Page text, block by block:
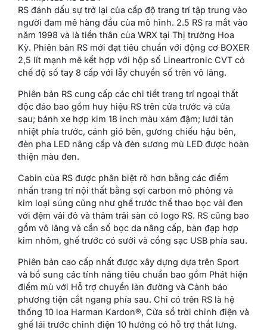
RS đánh dấu sự trở lại của cấp độ trang trí tập trung vào
người đam mê hàng đầu của mô hình. 2.5 RS ra mắt vào
năm 1998 và là tiền thân của WRX tại Thị trường Hoa
Kỳ. Phiên bản RS mới đạt tiêu chuẩn với động cơ BOXER
2,5 lít mạnh mẽ kết hợp với hộp số Lineartronic CVT có
chế độ số tay 8 cấp với lẫy chuyển số trên vô lăng.
Phiên bản RS cung cấp các chi tiết trang trí ngoại thất
độc đáo bao gồm huy hiệu RS trên cửa trước và cửa
sau; bánh xe hợp kim 18 inch màu xám đậm; lưới tản
nhiệt phía trước, cánh gió bên, gương chiếu hậu bên,
đèn pha LED nâng cấp và đèn sương mù LED được hoàn
thiện màu đen.
Cabin của RS được phân biệt rõ hơn bằng các điểm
nhấn trang trí nội thất bằng sợi carbon mô phỏng và
kim loại súng cũng như ghế trước thể thao bọc vải đen
với đệm vải đỏ và thảm trải sàn có logo RS. RS cũng bao
gồm vô lăng và cần số bọc da nâng cấp, bàn đạp hợp
kim nhôm, ghế trước có sưởi và cổng sạc USB phía sau.
Phiên bản cao cấp nhất được xây dựng dựa trên Sport
và bổ sung các tính năng tiêu chuẩn bao gồm Phát hiện
điểm mù với Hỗ trợ chuyển làn đường và Cảnh báo
phương tiện cắt ngang phía sau. Chỉ có trên RS là hệ
thống 10 loa Harman Kardon®, Cửa sổ trời chỉnh điện và
ghế lái trước chỉnh điện 10 hướng có hỗ trợ thắt lưng.